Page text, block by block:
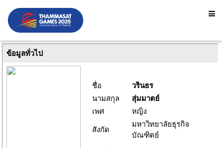
ข้อมูลทั่วไป
ชื่อ
วรินธร
นามสกุล
สุ่มมาตย์
เพศ
หญิง
สังกัด
มหาวิทยาลัยธุรกิจ
บัณฑิตย์